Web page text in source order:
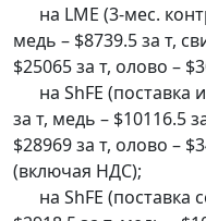
на LME (3-мес.
медь – $8739.5 за т,
$25065 за т, олово –
на ShFE (поставка
за т, медь – $10116.5
$28969 за т, олово –
(включая НДС);
на ShFE (поставка